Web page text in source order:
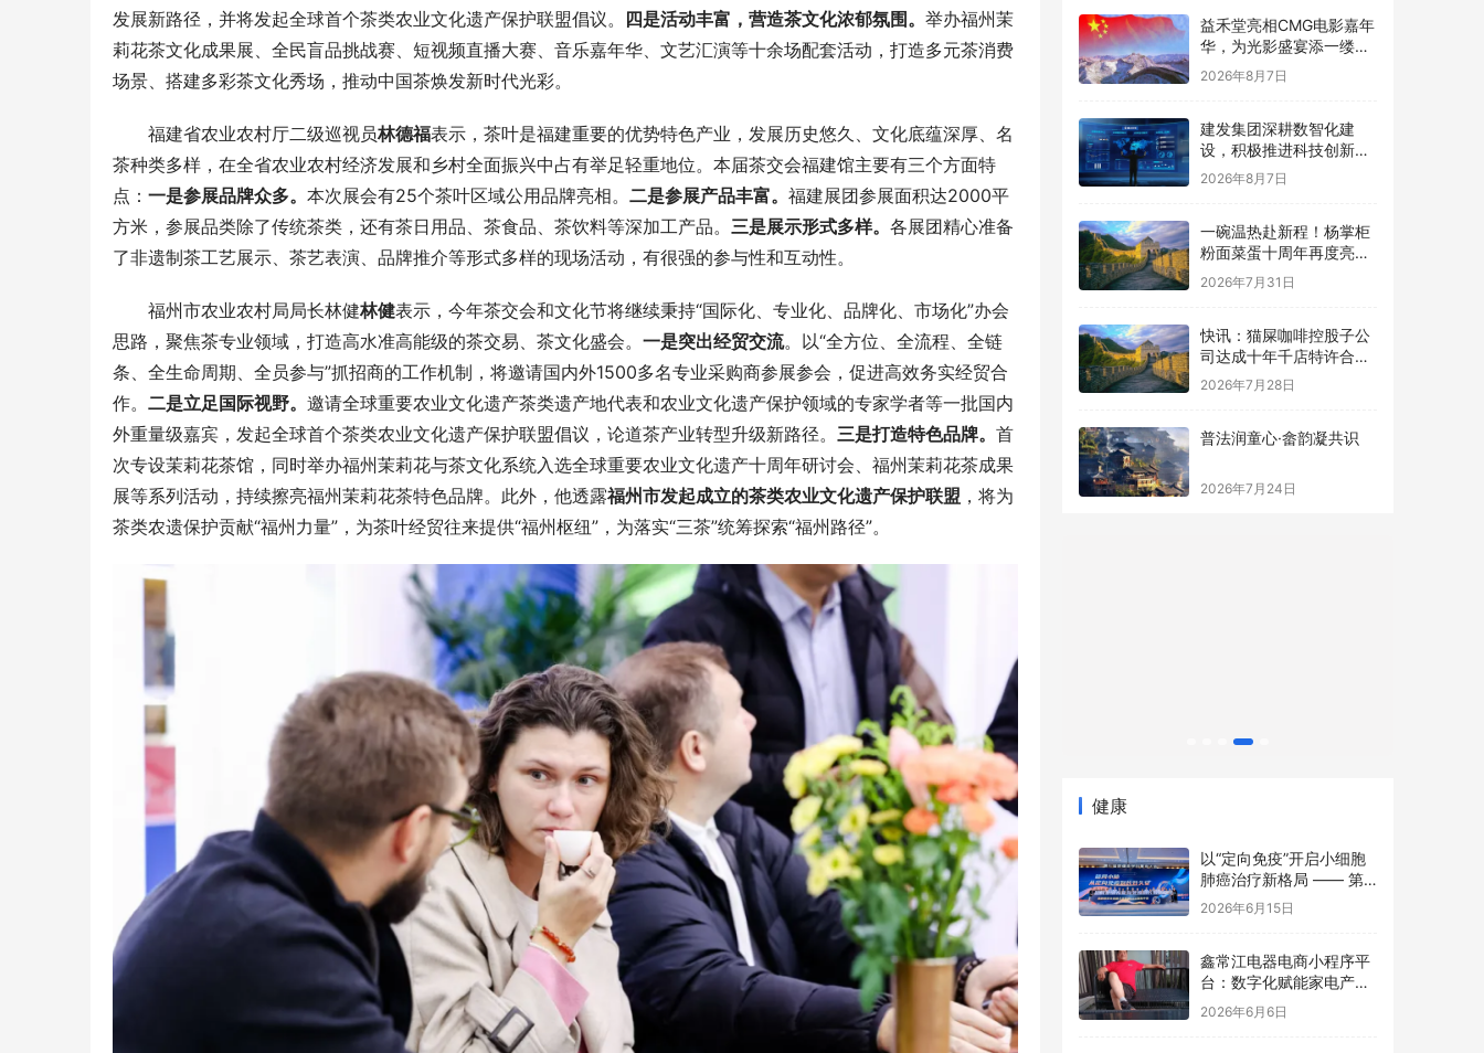
发展新路径，并将发起全球首个茶类农业文化遗产保护联盟倡议。 四是活动丰富，营造茶文化浓郁氛围。 举办福州茉
莉花茶文化成果展、全民盲品挑战赛、短视频直播大赛、音乐嘉年华、文艺汇演等十余场配套活动，打造多元茶消费
场景、搭建多彩茶文化秀场，推动中国茶焕发新时代光彩。
福建省农业农村厅二级巡视员林德福表示，茶叶是福建重要的优势特色产业，发展历史悠久、文化底蕴深厚、名
茶种类多样，在全省农业农村经济发展和乡村全面振兴中占有举足轻重地位。本届茶交会福建馆主要有三个方面特
点： 一是参展品牌众多。 本次展会有25个茶叶区域公用品牌亮相。 二是参展产品丰富。 福建展团参展面积达2000平
方米，参展品类除了传统茶类，还有茶日用品、茶食品、茶饮料等深加工产品。 三是展示形式多样。 各展团精心准备
了非遗制茶工艺展示、茶艺表演、品牌推介等形式多样的现场活动，有很强的参与性和互动性。
福州市农业农村局局长林健林健表示，今年茶交会和文化节将继续秉持“国际化、专业化、品牌化、市场化”办会
思路，聚焦茶专业领域，打造高水准高能级的茶交易、茶文化盛会。 一是突出经贸交流。以“全方位、全流程、全链
条、全生命周期、全员参与”抓招商的工作机制，将邀请国内外1500多名专业采购商参展参会，促进高效务实经贸合
作。 二是立足国际视野。 邀请全球重要农业文化遗产茶类遗产地代表和农业文化遗产保护领域的专家学者等一批国内
外重量级嘉宾，发起全球首个茶类农业文化遗产保护联盟倡议，论道茶产业转型升级新路径。 三是打造特色品牌。 首
次专设茉莉花茶馆，同时举办福州茉莉花与茶文化系统入选全球重要农业文化遗产十周年研讨会、福州茉莉花茶成果
展等系列活动，持续擦亮福州茉莉花茶特色品牌。此外，他透露福州市发起成立的茶类农业文化遗产保护联盟 ，将为
茶类农遗保护贡献“福州力量”，为茶叶经贸往来提供“福州枢纽”，为落实“三茶”统筹探索“福州路径”。
益禾堂亮相CMG电影嘉年
华，为光影盛宴添一缕清
甜
2026年8月7日
建发集团深耕数智化建
设，积极推进科技创新赋
能全产业链多元发展
2026年8月7日
一碗温热赴新程！杨掌柜
粉面菜蛋十周年再度亮相
国家级大屏
2026年7月31日
快讯：猫屎咖啡控股子公
司达成十年千店特许合
作，总授权费2亿元
2026年7月28日
普法润童心·畲韵凝共识
2026年7月24日
健康
以“定向免疫”开启小细胞
肺癌治疗新格局 —— 第
七届肺癌多学科鹭岛大会
TCE前沿论坛成功举办
2026年6月15日
鑫常江电器电商小程序平
台：数字化赋能家电产
业，开启智慧零售新篇章
2026年6月6日